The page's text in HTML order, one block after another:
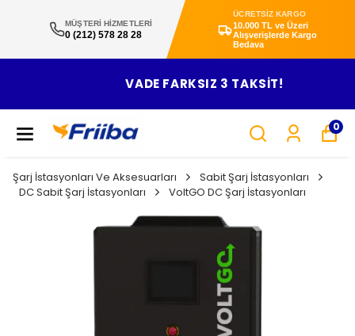
MÜŞTERİ HİZMETLERİ
0 (212) 578 28 28
ÜCRETSİZ KARGO
10.000 TL ve Üzeri
Alışverişlerde Kargo
Bedava
VADE FARKSIZ 3 TAKSİT!
0
Şarj İstasyonları Ve Aksesuarları
Sabit Şarj İstasyonları
DC Sabit Şarj İstasyonları
VoltGO DC Şarj İstasyonları